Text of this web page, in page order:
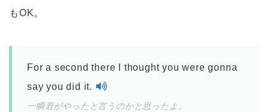
もOK。
For a second there I thought you were gonna
say you did it.
一瞬君がやったと言うのかと思ったよ。